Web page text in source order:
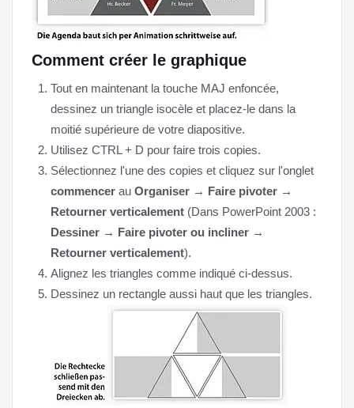
Comment créer le graphique
Tout en maintenant la touche MAJ enfoncée,
dessinez un triangle isocèle et placez-le dans la
moitié supérieure de votre diapositive.
Utilisez CTRL + D pour faire trois copies.
Sélectionnez l'une des copies et cliquez sur l'onglet
commencer au Organiser → Faire pivoter →
Retourner verticalement (Dans PowerPoint 2003 :
Dessiner → Faire pivoter ou incliner →
Retourner verticalement).
Alignez les triangles comme indiqué ci-dessus.
Dessinez un rectangle aussi haut que les triangles.